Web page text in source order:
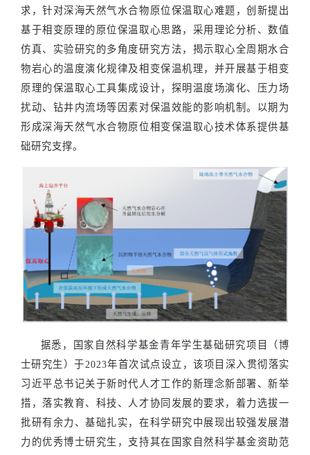
求，针对深海天然气水合物原位保温取心难题，创新提出
基于相变原理的原位保温取心思路，采用理论分析、数值
仿真、实验研究的多角度研究方法，揭示取心全周期水合
物岩心的温度演化规律及相变保温机理，并开展基于相变
原理的保温取心工具集成设计，探明温度场演化、压力场
扰动、钻井内流场等因素对保温效能的影响机制。以期为
形成深海天然气水合物原位相变保温取心技术体系提供基
础研究支撑。
据悉，国家自然科学基金青年学生基础研究项目（博
士研究生）于2023年首次试点设立，该项目深入贯彻落实
习近平总书记关于新时代人才工作的新理念新部署、新举
措，落实教育、科技、人才协同发展的要求，着力选拔一
批研有余力、基础扎实，在科学研究中展现出较强发展潜
力的优秀博士研究生， 支持其在国家自然科学基金资助范